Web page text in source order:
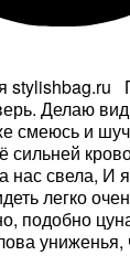
stylishbag.ru
Делаю
смеюсь и
сильней
нас свела, И
легко
подобно
униженья,